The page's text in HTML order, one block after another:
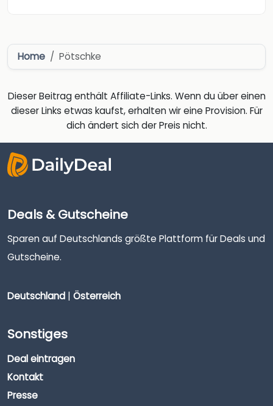
Home Pötschke
Dieser Beitrag enthält Affiliate-Links. Wenn du über einen
dieser Links etwas kaufst, erhalten wir eine Provision. Für
dich ändert sich der Preis nicht.
Deals & Gutscheine
Sparen auf Deutschlands größte Plattform für Deals und
Gutscheine.
Deutschland | Österreich
Sonstiges
Deal eintragen
Kontakt
Presse